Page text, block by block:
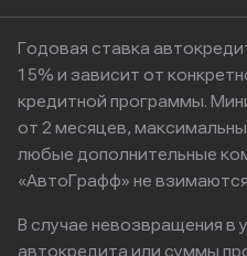
Годовая ставка
15% и зависит от
кредитной программы.
от 2 месяцев,
любые дополнительные
«АвтоГрафф» не
В случае невозвращения в
автокредита или суммы